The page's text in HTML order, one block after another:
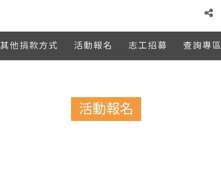
其他捐款方式 活動報名 志工招募 查詢專區
活動報名